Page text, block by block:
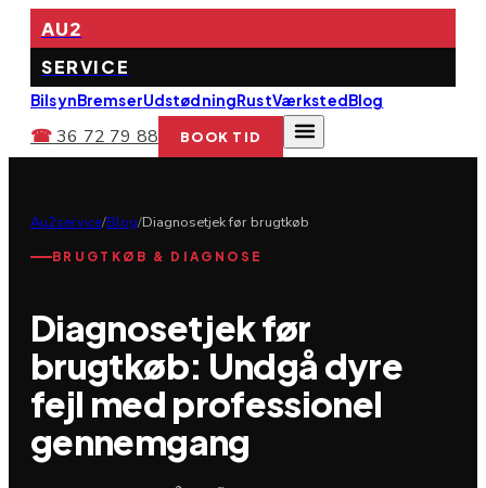
AU2
SERVICE
BilsynBremserUdstødningRustVærkstedBlog
☎36 72 79 88 BOOK TID
Au2service/Blog/Diagnosetjek før brugtkøb
BRUGTKØB & DIAGNOSE
Diagnosetjek før
brugtkøb: Undgå dyre
fejl med professionel
gennemgang